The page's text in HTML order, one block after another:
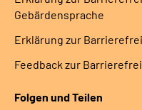
Gebärdensprache
Erklärung zur
Feedback zur
Folgen und Teilen